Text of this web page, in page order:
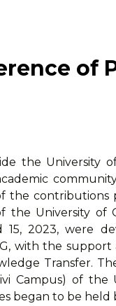
of
the University
the contributions
the University of
15, 2023, were
with the
Transfer.
Campus) of the
began to be held